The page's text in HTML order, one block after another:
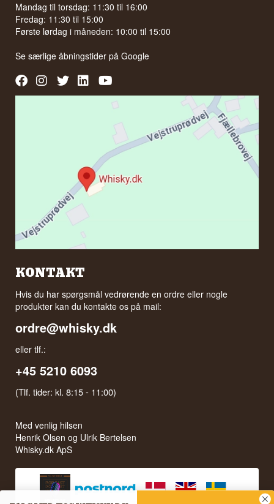
Mandag til torsdag: 11:30 til 16:00
Fredag: 11:30 til 15:00
Første lørdag i måneden: 10:00 til 15:00
Se særlige åbningstider påGoogle
KONTAKT
Hvis du har spørgsmål vedrørende en ordre eller nogle
produkter kan du kontakte os på mail:
ordre@whisky.dk
eller tlf.:
+45 5210 6093
(Tlf. tider: kl. 8:15 - 11:00)
Med venlig hilsen
Henrik Olsen og Ulrik Bertelsen
Whisky.dk ApS